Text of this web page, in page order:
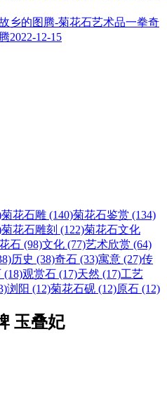
一拳奇
2022-12-15
菊花石雕 (140)菊花石鉴赏 (134)
菊花石雕刻 (122)菊花石文化
石 (98)文化 (77)艺术欣赏 (64)
历史 (38)奇石 (33)寓意 (27)传
(18)观赏石 (17)天然 (17)工艺
浏阳 (12)菊花石砚 (12)原石 (12)
玉叠妃